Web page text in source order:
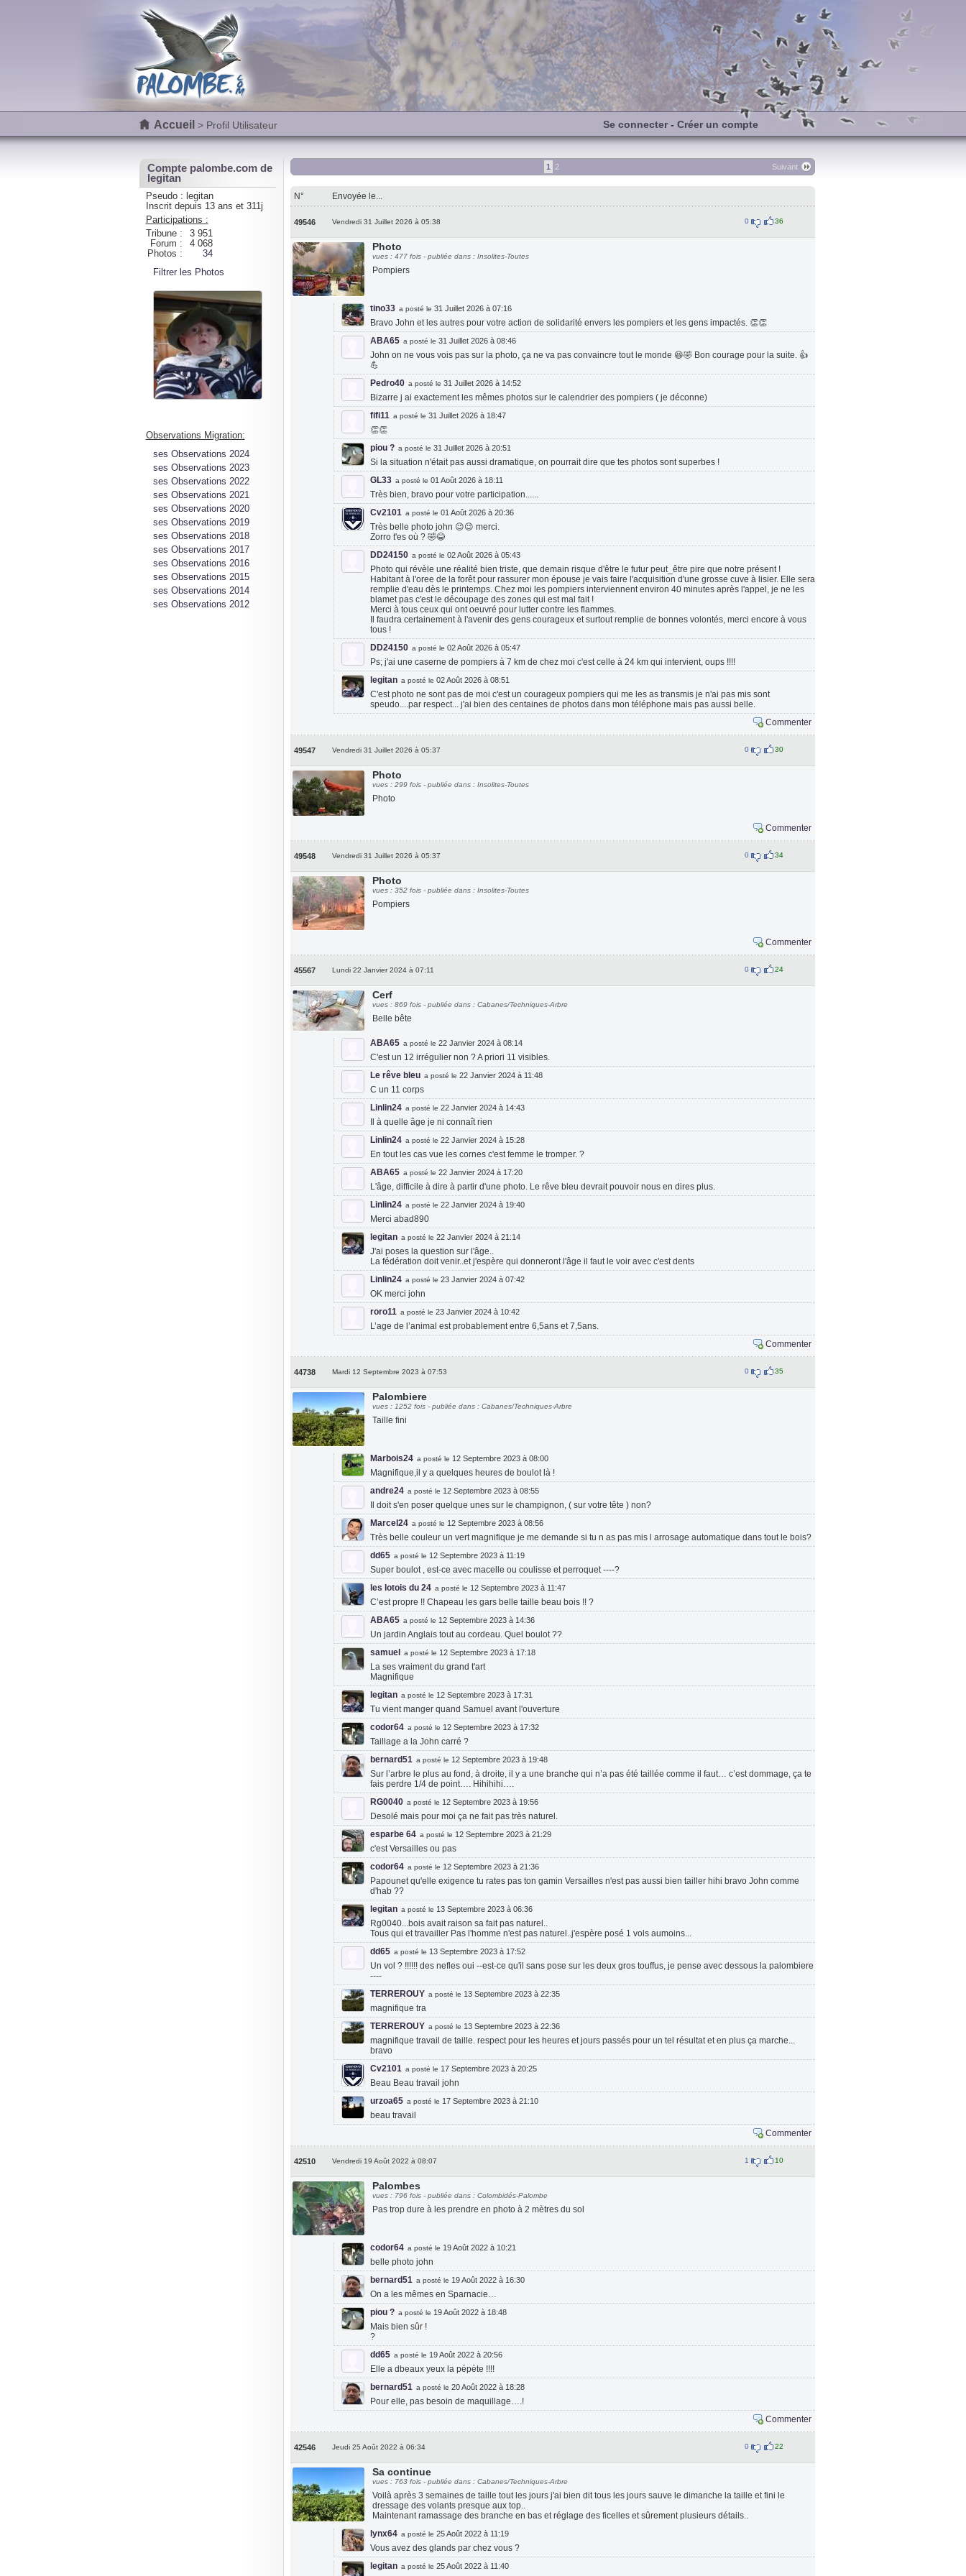
Accueil > Profil Utilisateur Se connecter- Créer un compte
Compte palombe.com de
legitan
Pseudo : legitan
Inscrit depuis 13 ans et 311j
Participations :
Tribune :
3 951
Forum :
4 068
Photos :
34
Filtrer les Photos
Observations Migration:
ses Observations 2024
ses Observations 2023
ses Observations 2022
ses Observations 2021
ses Observations 2020
ses Observations 2019
ses Observations 2018
ses Observations 2017
ses Observations 2016
ses Observations 2015
ses Observations 2014
ses Observations 2012
Suivant
1 2
N° Envoyée le...
49546 Vendredi 31 Juillet 2026 à 05:38 0 36
Photo
vues : 477 fois - publiée dans : Insolites-Toutes
Pompiers
tino33 a posté le 31 Juillet 2026 à 07:16
Bravo John et les autres pour votre action de solidarité envers les pompiers et les gens impactés. 👏👏
ABA65 a posté le 31 Juillet 2026 à 08:46
John on ne vous vois pas sur la photo, ça ne va pas convaincre tout le monde 😆🤣 Bon courage pour la suite. 👍
💪
Pedro40 a posté le 31 Juillet 2026 à 14:52
Bizarre j ai exactement les mêmes photos sur le calendrier des pompiers ( je déconne)
fifi11 a posté le 31 Juillet 2026 à 18:47
👏👏
piou ? a posté le 31 Juillet 2026 à 20:51
Si la situation n'était pas aussi dramatique, on pourrait dire que tes photos sont superbes !
GL33 a posté le 01 Août 2026 à 18:11
Très bien, bravo pour votre participation......
Cv2101 a posté le 01 Août 2026 à 20:36
Très belle photo john 😉😉 merci.
Zorro t'es où ? 🤣😂
DD24150 a posté le 02 Août 2026 à 05:43
Photo qui révèle une réalité bien triste, que demain risque d'être le futur peut_être pire que notre présent !
Habitant à l'oree de la forêt pour rassurer mon épouse je vais faire l'acquisition d'une grosse cuve à lisier. Elle sera
remplie d'eau dès le printemps. Chez moi les pompiers interviennent environ 40 minutes après l'appel, je ne les
blamet pas c'est le découpage des zones qui est mal fait !
Merci à tous ceux qui ont oeuvré pour lutter contre les flammes.
Il faudra certainement à l'avenir des gens courageux et surtout remplie de bonnes volontés, merci encore à vous
tous !
DD24150 a posté le 02 Août 2026 à 05:47
Ps; j'ai une caserne de pompiers à 7 km de chez moi c'est celle à 24 km qui intervient, oups !!!!
legitan a posté le 02 Août 2026 à 08:51
C'est photo ne sont pas de moi c'est un courageux pompiers qui me les as transmis je n'ai pas mis sont
speudo....par respect... j'ai bien des centaines de photos dans mon téléphone mais pas aussi belle.
Commenter
49547 Vendredi 31 Juillet 2026 à 05:37 0 30
Photo
vues : 299 fois - publiée dans : Insolites-Toutes
Photo
Commenter
49548 Vendredi 31 Juillet 2026 à 05:37 0 34
Photo
vues : 352 fois - publiée dans : Insolites-Toutes
Pompiers
Commenter
45567 Lundi 22 Janvier 2024 à 07:11 0 24
Cerf
vues : 869 fois - publiée dans : Cabanes/Techniques-Arbre
Belle bête
ABA65 a posté le 22 Janvier 2024 à 08:14
C'est un 12 irrégulier non ? A priori 11 visibles.
Le rêve bleu a posté le 22 Janvier 2024 à 11:48
C un 11 corps
Linlin24 a posté le 22 Janvier 2024 à 14:43
Il à quelle âge je ni connaît rien
Linlin24 a posté le 22 Janvier 2024 à 15:28
En tout les cas vue les cornes c'est femme le tromper. ?
ABA65 a posté le 22 Janvier 2024 à 17:20
L'âge, difficile à dire à partir d'une photo. Le rêve bleu devrait pouvoir nous en dires plus.
Linlin24 a posté le 22 Janvier 2024 à 19:40
Merci abad890
legitan a posté le 22 Janvier 2024 à 21:14
J'ai poses la question sur l'âge..
La fédération doit venir..et j'espère qui donneront l'âge il faut le voir avec c'est dents
Linlin24 a posté le 23 Janvier 2024 à 07:42
OK merci john
roro11 a posté le 23 Janvier 2024 à 10:42
L’age de l’animal est probablement entre 6,5ans et 7,5ans.
Commenter
44738 Mardi 12 Septembre 2023 à 07:53 0 35
Palombiere
vues : 1252 fois - publiée dans : Cabanes/Techniques-Arbre
Taille fini
Marbois24 a posté le 12 Septembre 2023 à 08:00
Magnifique,il y a quelques heures de boulot là !
andre24 a posté le 12 Septembre 2023 à 08:55
Il doit s'en poser quelque unes sur le champignon, ( sur votre tête ) non?
Marcel24 a posté le 12 Septembre 2023 à 08:56
Très belle couleur un vert magnifique je me demande si tu n as pas mis l arrosage automatique dans tout le bois?
dd65 a posté le 12 Septembre 2023 à 11:19
Super boulot , est-ce avec macelle ou coulisse et perroquet ----?
les lotois du 24 a posté le 12 Septembre 2023 à 11:47
C’est propre !! Chapeau les gars belle taille beau bois !! ?
ABA65 a posté le 12 Septembre 2023 à 14:36
Un jardin Anglais tout au cordeau. Quel boulot ??
samuel a posté le 12 Septembre 2023 à 17:18
La ses vraiment du grand t'art
Magnifique
legitan a posté le 12 Septembre 2023 à 17:31
Tu vient manger quand Samuel avant l'ouverture
codor64 a posté le 12 Septembre 2023 à 17:32
Taillage a la John carré ?
bernard51 a posté le 12 Septembre 2023 à 19:48
Sur l’arbre le plus au fond, à droite, il y a une branche qui n’a pas été taillée comme il faut… c’est dommage, ça te
fais perdre 1/4 de point…. Hihihihi….
RG0040 a posté le 12 Septembre 2023 à 19:56
Desolé mais pour moi ça ne fait pas très naturel.
esparbe 64 a posté le 12 Septembre 2023 à 21:29
c'est Versailles ou pas
codor64 a posté le 12 Septembre 2023 à 21:36
Papounet qu'elle exigence tu rates pas ton gamin Versailles n'est pas aussi bien tailler hihi bravo John comme
d'hab ??
legitan a posté le 13 Septembre 2023 à 06:36
Rg0040...bois avait raison sa fait pas naturel..
Tous qui et travailler Pas l'homme n'est pas naturel..j'espère posé 1 vols aumoins...
dd65 a posté le 13 Septembre 2023 à 17:52
Un vol ? !!!!!! des nefles oui --est-ce qu'il sans pose sur les deux gros touffus, je pense avec dessous la palombiere
----
TERREROUY a posté le 13 Septembre 2023 à 22:35
magnifique tra
TERREROUY a posté le 13 Septembre 2023 à 22:36
magnifique travail de taille. respect pour les heures et jours passés pour un tel résultat et en plus ça marche...
bravo
Cv2101 a posté le 17 Septembre 2023 à 20:25
Beau Beau travail john
urzoa65 a posté le 17 Septembre 2023 à 21:10
beau travail
Commenter
42510 Vendredi 19 Août 2022 à 08:07 1 10
Palombes
vues : 796 fois - publiée dans : Colombidés-Palombe
Pas trop dure à les prendre en photo à 2 mètres du sol
codor64 a posté le 19 Août 2022 à 10:21
belle photo john
bernard51 a posté le 19 Août 2022 à 16:30
On a les mêmes en Sparnacie…
piou ? a posté le 19 Août 2022 à 18:48
Mais bien sûr !
?
dd65 a posté le 19 Août 2022 à 20:56
Elle a dbeaux yeux la pépète !!!!
bernard51 a posté le 20 Août 2022 à 18:28
Pour elle, pas besoin de maquillage….!
Commenter
42546 Jeudi 25 Août 2022 à 06:34 0 22
Sa continue
vues : 763 fois - publiée dans : Cabanes/Techniques-Arbre
Voilà après 3 semaines de taille tout les jours j'ai bien dit tous les jours sauve le dimanche la taille et fini le
dressage des volants presque aux top..
Maintenant ramassage des branche en bas et réglage des ficelles et sûrement plusieurs détails..
lynx64 a posté le 25 Août 2022 à 11:19
Vous avez des glands par chez vous ?
legitan a posté le 25 Août 2022 à 11:40